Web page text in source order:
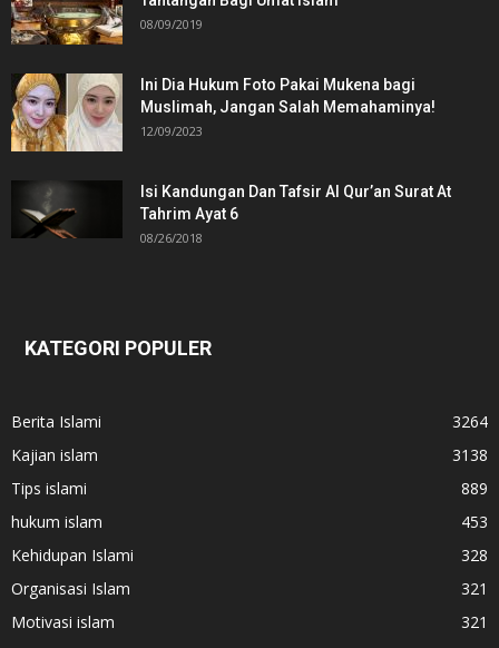
08/09/2019
Ini Dia Hukum Foto Pakai Mukena bagi
Muslimah, Jangan Salah Memahaminya!
12/09/2023
Isi Kandungan Dan Tafsir Al Qur’an Surat At
Tahrim Ayat 6
08/26/2018
KATEGORI POPULER
Berita Islami
3264
Kajian islam
3138
Tips islami
889
hukum islam
453
Kehidupan Islami
328
Organisasi Islam
321
Motivasi islam
321